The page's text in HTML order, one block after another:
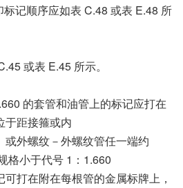
记顺序应如表 C.48 或表 E.48 所
或表 E.45 所示。
的套管和油管上的标记应打在
于距接箍或内
外螺纹－外螺纹管任一端约
格小于代号 1：1.660
打在附在每根管的金属标牌上，